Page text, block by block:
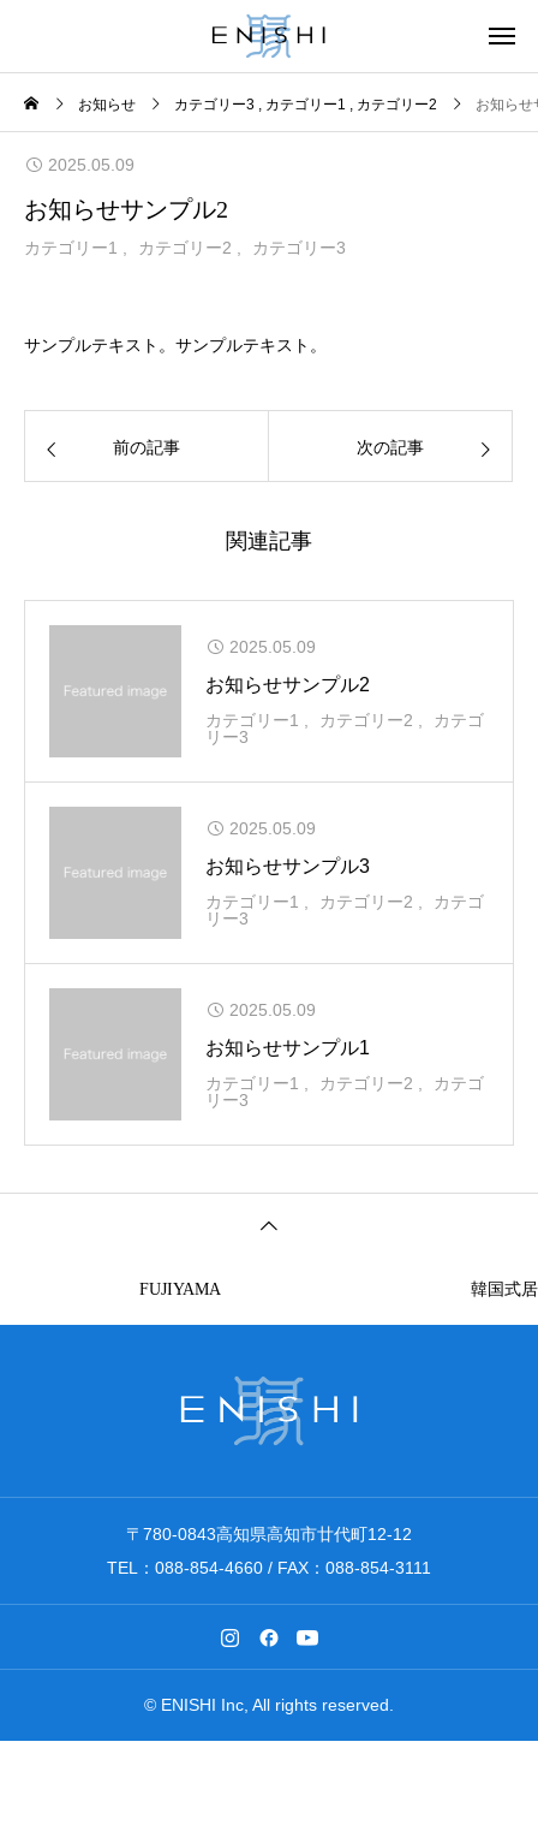
お知らせ カテゴリー3 カテゴリー1 カテゴリー2 お知らせ
2025.05.09
お知らせサンプル2
カテゴリー1 カテゴリー2 カテゴリー3
サンプルテキスト。サンプルテキスト。
前の記事 次の記事
関連記事
2025.05.09
お知らせサンプル2
カテゴリー1 カテゴリー2
カテゴ
リー3
2025.05.09
お知らせサンプル3
カテゴリー1 カテゴリー2
カテゴ
リー3
2025.05.09
お知らせサンプル1
カテゴリー1 カテゴリー2
カテゴ
リー3
FUJIYAMA 韓国式
〒780-0843高知県高知市廿代町12-12
TEL：088-854-4660 / FAX：088-854-3111
© ENISHI Inc, All rights reserved.